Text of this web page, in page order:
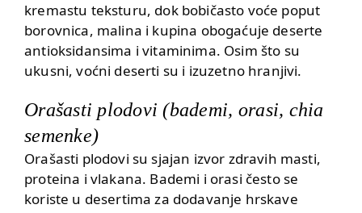
kremastu teksturu, dok bobičasto voće poput
borovnica, malina i kupina obogaćuje deserte
antioksidansima i vitaminima. Osim što su
ukusni, voćni deserti su i izuzetno hranjivi.
Orašasti plodovi (bademi, orasi, chia
semenke)
Orašasti plodovi su sjajan izvor zdravih masti,
proteina i vlakana. Bademi i orasi često se
koriste u desertima za dodavanje hrskave